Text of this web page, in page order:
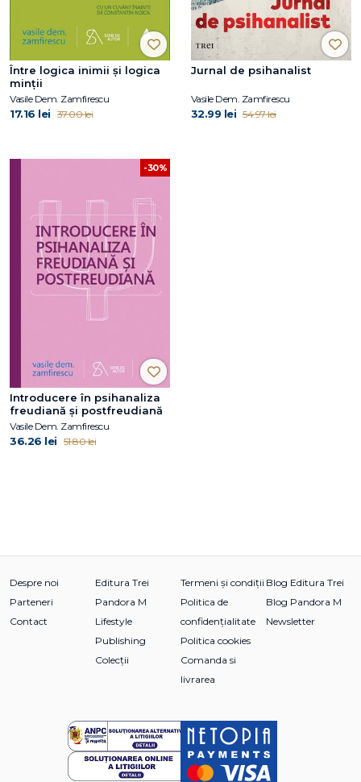
Între logica inimii şi logica
minţii
Vasile Dem. Zamfirescu
17.16 lei 37.00 lei
Jurnal de psihanalist
Vasile Dem. Zamfirescu
32.99 lei 54.97 lei
-30%
Introducere în psihanaliza
freudiană şi postfreudiană
Vasile Dem. Zamfirescu
36.26 lei 51.80 lei
Despre noi
Parteneri
Contact
Editura Trei
Pandora M
Lifestyle
Publishing
Colecții
Termeni și condiții
Politica de
confidențialitate
Politica cookies
Comanda si
livrarea
Blog Editura Trei
Blog Pandora M
Newsletter